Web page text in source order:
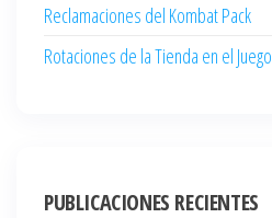
Reclamaciones del Kombat Pack
Rotaciones de la Tienda en el Juego
PUBLICACIONES RECIENTES